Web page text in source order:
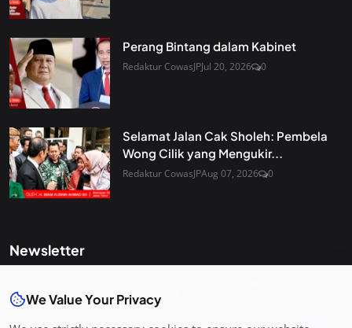
Perang Bintang dalam Kabinet
Redaktur CowasJPJul 20, 2026 0
Selamat Jalan Cak Sholeh: Pembela
Wong Cilik yang Mengukir...
Redaktur CowasJPAug 07, 2026 0
Newsletter
inbox. Sign up for our newsletter.
We Value Your Privacy